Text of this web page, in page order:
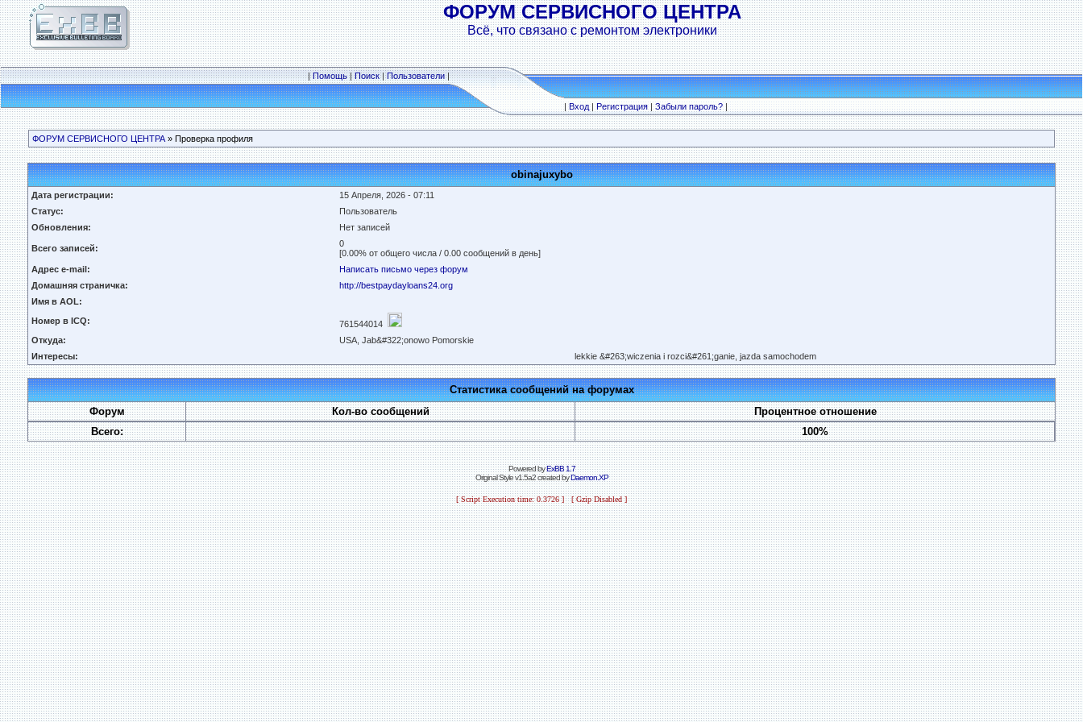
ФОРУМ СЕРВИСНОГО ЦЕНТРА
Всё, что связано с ремонтом электроники
|Помощь|Поиск|Пользователи|
|Вход|Регистрация|Забыли пароль?|
ФОРУМ СЕРВИСНОГО ЦЕНТРА » Проверка профиля
obinajuxybo
Дата регистрации:
15 Апреля, 2026 - 07:11
Статус:
Пользователь
Обновления:
Нет записей
Всего записей:
0
[0.00% от общего числа / 0.00 сообщений в день]
Адрес e-mail:
Написать письмо через форум
Домашняя страничка:
http://bestpaydayloans24.org
Имя в AOL:
Номер в ICQ:
761544014
Откуда:
USA, Jab&#322;onowo Pomorskie
Интересы:
lekkie &#263;wiczenia i rozci&#261;ganie, jazda samochodem
Статистика сообщений на форумах
Форум
Кол-во сообщений
Процентное отношение
Всего:
100%
Powered byExBB 1.7
Original Style v1.5a2 created byDaemon.XP
[ Script Execution time: 0.3726 ] [ Gzip Disabled ]